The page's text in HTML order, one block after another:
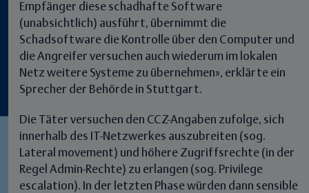
Empfänger diese schadhafte Software
(unabsichtlich) ausführt, übernimmt die
Schadsoftware die Kontrolle über den Computer und
die Angreifer versuchen auch wiederum im lokalen
Netz weitere Systeme zu übernehmen», erklärte ein
Sprecher der Behörde in Stuttgart.
Die Täter versuchen den CCZ-Angaben zufolge, sich
innerhalb des IT-Netzwerkes auszubreiten (sog.
Lateral movement) und höhere Zugriffsrechte (in der
Regel Admin-Rechte) zu erlangen (sog. Privilege
escalation). In der letzten Phase würden dann sensible